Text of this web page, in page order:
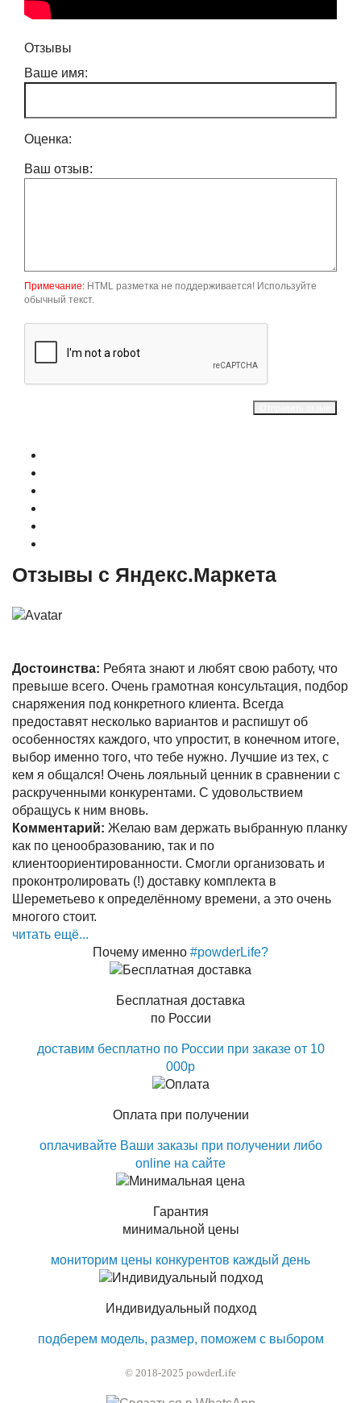
Отзывы
Ваше имя:
Оценка:
Ваш отзыв:
Примечание: HTML разметка не поддерживается! Используйте
обычный текст.
Отзывы с Яндекс.Маркета
Достоинства: Ребята знают и любят свою работу, что
превыше всего. Очень грамотная консультация, подбор
снаряжения под конкретного клиента. Всегда
предоставят несколько вариантов и распишут об
особенностях каждого, что упростит, в конечном итоге,
выбор именно того, что тебе нужно. Лучшие из тех, с
кем я общался! Очень лояльный ценник в сравнении с
раскрученными конкурентами. С удовольствием
обращусь к ним вновь.
Комментарий: Желаю вам держать выбранную планку
как по ценообразованию, так и по
клиентоориентированности. Смогли организовать и
проконтролировать (!) доставку комплекта в
Шереметьево к определённому времени, а это очень
многого стоит.
читать ещё...
Почему именно #powderLife?
Бесплатная доставка
по России
доставим бесплатно по России при заказе от 10
000р
Оплата при получении
оплачивайте Ваши заказы при получении либо
online на сайте
Гарантия
минимальной цены
мониторим цены конкурентов каждый день
Индивидуальный подход
подберем модель, размер, поможем с выбором
© 2018-2025 powderLife